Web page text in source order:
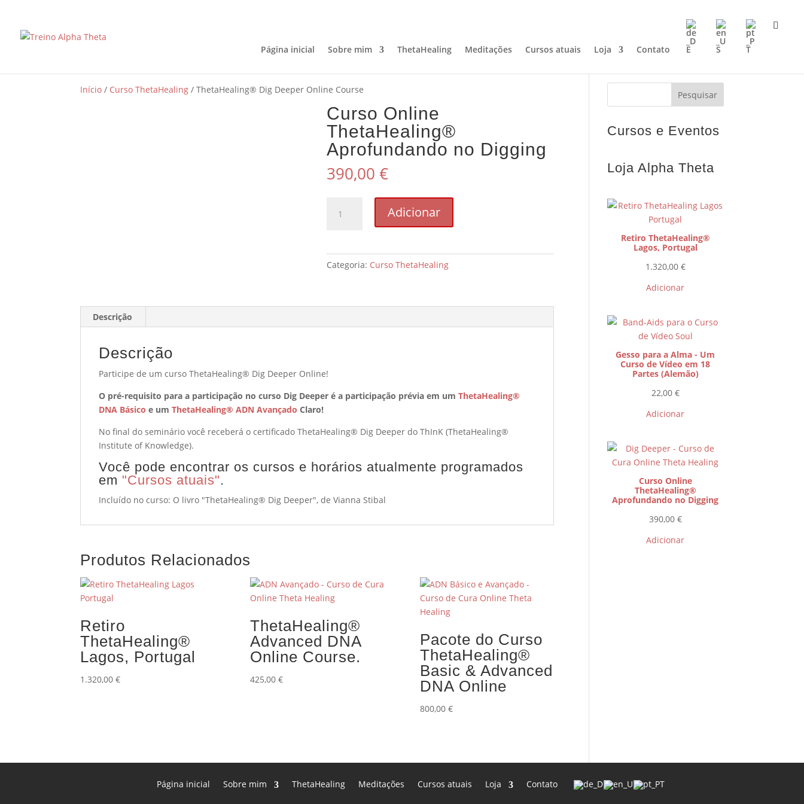
Página inicial Sobre mim ThetaHealing Meditações Cursos atuais Loja Contato
Início / Curso ThetaHealing / ThetaHealing® Dig Deeper Online Course
Curso Online
ThetaHealing®
Aprofundando no Digging
390,00€
ThetaHealing®
Online
Adicionar
Categoria: Curso ThetaHealing
Descrição
Descrição
Participe de um curso ThetaHealing® Dig Deeper Online!
O pré-requisito para a participação no curso Dig Deeper é a participação prévia em umThetaHealing®
DNA Básico e umThetaHealing® ADN Avançado Claro!
No final do seminário você receberá o certificado ThetaHealing® Dig Deeper do ThInK (ThetaHealing®
Institute of Knowledge).
Você pode encontrar os cursos e horários atualmente programados
em "Cursos atuais".
Incluído no curso: O livro "ThetaHealing® Dig Deeper", de Vianna Stibal
Produtos Relacionados
Retiro
ThetaHealing®
Lagos, Portugal
1.320,00€
ThetaHealing®
Advanced DNA
Online Course.
425,00 €
Pacote do Curso
ThetaHealing®
Basic & Advanced
DNA Online
800,00 €
Cursos e Eventos
Loja Alpha Theta
Retiro ThetaHealing®
Lagos, Portugal
1.320,00 €
Adicionar
Gesso para a Alma - Um
Curso de Vídeo em 18
Partes (Alemão)
22,00 €
Adicionar
Curso Online
ThetaHealing®
Aprofundando no Digging
390,00 €
Adicionar
Página inicial Sobre mim ThetaHealing Meditações Cursos atuais Loja Contato